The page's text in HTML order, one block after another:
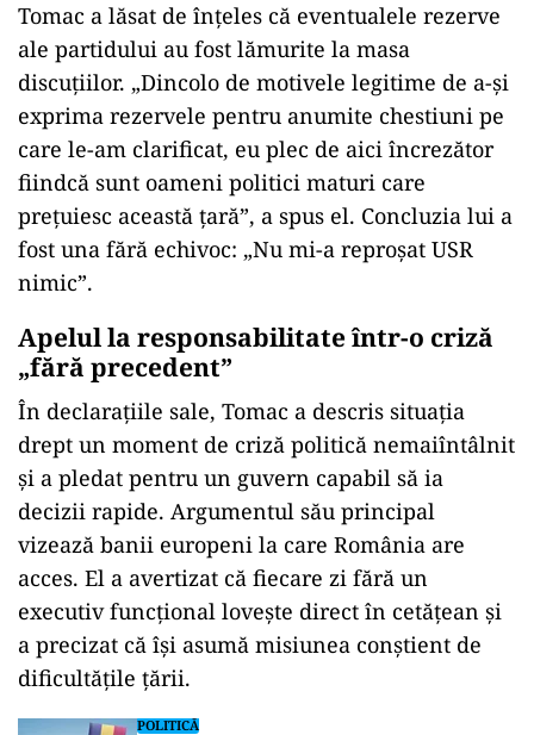
Tomac a lăsat de înțeles că eventualele rezerve
ale partidului au fost lămurite la masa
discuțiilor. „Dincolo de motivele legitime de a-și
exprima rezervele pentru anumite chestiuni pe
care le-am clarificat, eu plec de aici încrezător
fiindcă sunt oameni politici maturi care
prețuiesc această țară”, a spus el. Concluzia lui a
fost una fără echivoc: „Nu mi-a reproșat USR
nimic”.
Apelul la responsabilitate într-o criză
„fără precedent”
În declarațiile sale, Tomac a descris situația
drept un moment de criză politică nemaiîntâlnit
și a pledat pentru un guvern capabil să ia
decizii rapide. Argumentul său principal
vizează banii europeni la care România are
acces. El a avertizat că fiecare zi fără un
executiv funcțional lovește direct în cetățean și
a precizat că își asumă misiunea conștient de
dificultățile țării.
POLITICĂ